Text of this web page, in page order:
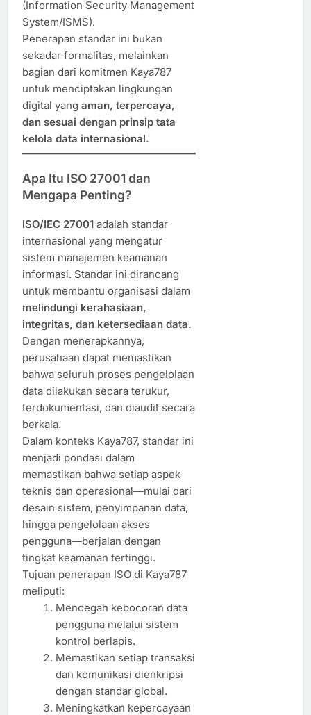
(Information Security Management
System/ISMS).
Penerapan standar ini bukan
sekadar formalitas, melainkan
bagian dari komitmen Kaya787
untuk menciptakan lingkungan
digital yang aman, terpercaya,
dan sesuai dengan prinsip tata
kelola data internasional.
Apa Itu ISO 27001 dan
Mengapa Penting?
ISO/IEC 27001 adalah standar
internasional yang mengatur
sistem manajemen keamanan
informasi. Standar ini dirancang
untuk membantu organisasi dalam
melindungi kerahasiaan,
integritas, dan ketersediaan data.
Dengan menerapkannya,
perusahaan dapat memastikan
bahwa seluruh proses pengelolaan
data dilakukan secara terukur,
terdokumentasi, dan diaudit secara
berkala.
Dalam konteks Kaya787, standar ini
menjadi pondasi dalam
memastikan bahwa setiap aspek
teknis dan operasional—mulai dari
desain sistem, penyimpanan data,
hingga pengelolaan akses
pengguna—berjalan dengan
tingkat keamanan tertinggi.
Tujuan penerapan ISO di Kaya787
meliputi:
Mencegah kebocoran data
pengguna melalui sistem
kontrol berlapis.
Memastikan setiap transaksi
dan komunikasi dienkripsi
dengan standar global.
Meningkatkan kepercayaan